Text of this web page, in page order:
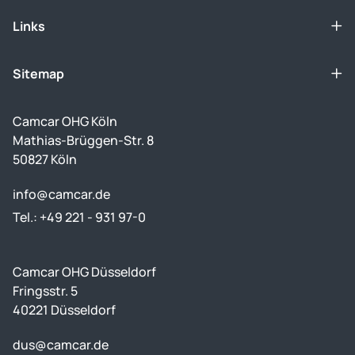
Links
Sitemap
Camcar OHG Köln
Mathias-Brüggen-Str. 8
50827 Köln
info@camcar.de
Tel.: +49 221 - 931 97-0
Camcar OHG Düsseldorf
Fringsstr. 5
40221 Düsseldorf
dus@camcar.de